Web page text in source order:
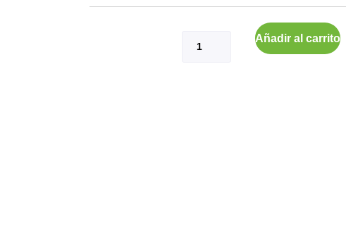
Añadir al carrito